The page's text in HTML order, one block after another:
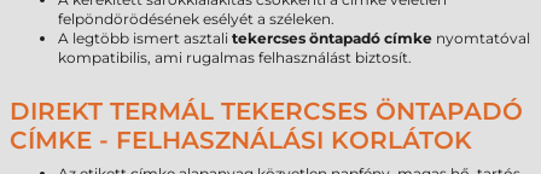
felpöndörödésének esélyét a széleken.
A legtöbb ismert asztali tekercses öntapadó címke nyomtatóval
kompatibilis, ami rugalmas felhasználást biztosít.
DIREKT TERMÁL TEKERCSES ÖNTAPADÓ
CÍMKE - FELHASZNÁLÁSI KORLÁTOK